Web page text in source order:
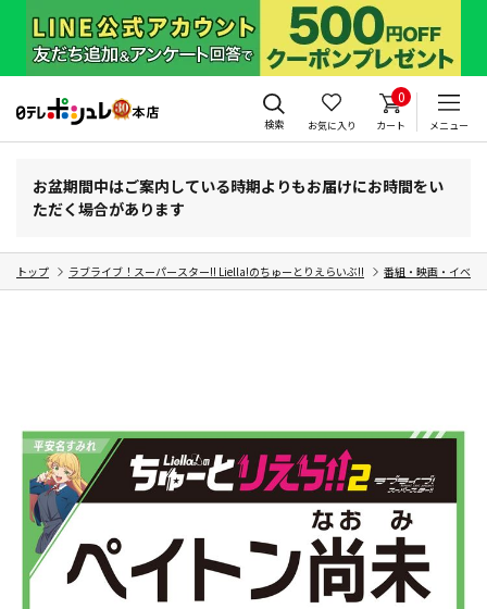
検索 お気に入り
0
カート メニュー
お盆期間中はご案内している時期よりもお届けにお時間をい
ただく場合があります
トップ ラブライブ！スーパースター!! Liella!のちゅーとりえらいぶ!! 番組・映画・イベン